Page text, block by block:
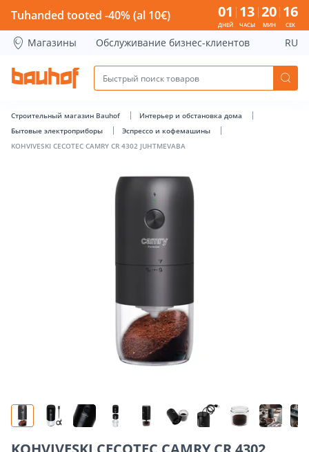
KOHVIVESKI CECOTEC CAMRY CR 4302 JUHTMEVABA -
Tuhanded tooted -40% (al 10€) 01
ДНЕЙ
13
ЧАСЫ
20
МИН
16
СЕК
Магазины Обслуживание бизнес-клиентов RU
Строительный магазин Bauhof
Интерьер и обстановка дома
Бытовые электроприборы
Эспрессо и кофемашины
KOHVIVESKI CECOTEC CAMRY CR 4302 JUHTMEVABA